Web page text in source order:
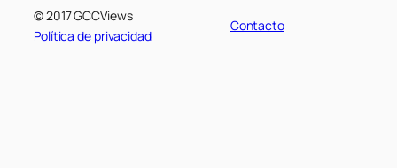
© 2017 GCCViews
Política de privacidad
Contacto